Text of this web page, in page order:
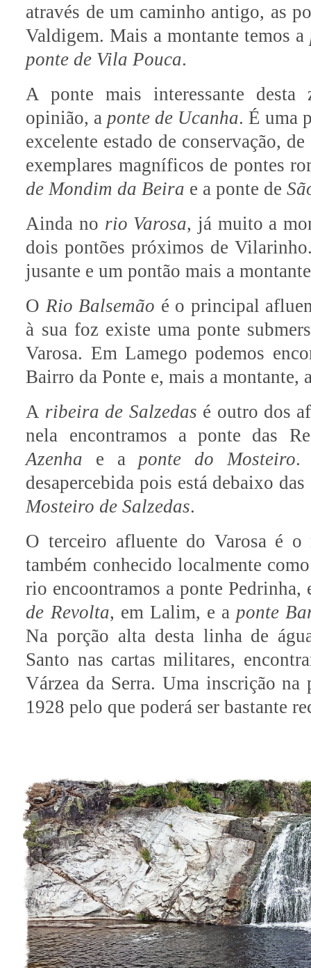
através de um caminho antigo, as
Valdigem. Mais a montante temos a
ponte de Vila Pouca.
A ponte mais interessante
opinião, a ponte de Ucanha. É uma
excelente estado de conservação,
exemplares magníficos de pontes
de Mondim da Beira e a ponte de
Ainda no rio Varosa, já muito a
dois pontões próximos de
jusante e um pontão mais a
O Rio Balsemão é o principal
à sua foz existe uma ponte
Varosa. Em Lamego podemos
Bairro da Ponte e, mais a montante,
A ribeira de Salzedas é outro dos
nela encontramos a ponte das
Azenha e a ponte do Mosteiro.
desapercebida pois está debaixo
Mosteiro de Salzedas.
O terceiro afluente do Varosa é o
também conhecido localmente
rio encoontramos a ponte Pedrinha,
de Revolta, em Lalim, e a ponte
Na porção alta desta linha de
Santo nas cartas militares,
Várzea da Serra. Uma inscrição na
1928 pelo que poderá ser bastante